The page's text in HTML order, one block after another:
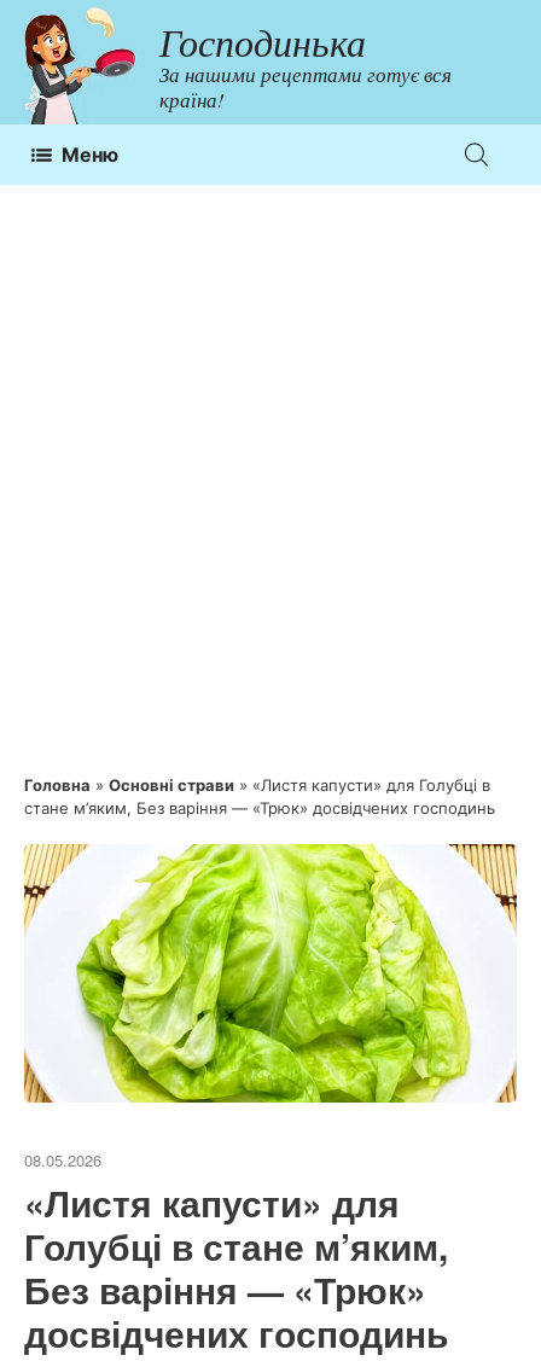
Перейти
до
контенту
Господинька
За нашими рецептами готує вся
країна!
Меню
Головна » Основні страви » «Листя капусти» для Голубці в
стане м’яким, Без варіння — «Трюк» досвідчених господинь
08.05.2026
«Листя капусти» для
Голубці в стане м’яким,
Без варіння — «Трюк»
досвідчених господинь